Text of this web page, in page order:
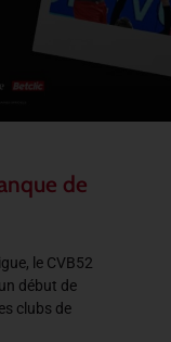
de
le CVB52
début de
clubs de